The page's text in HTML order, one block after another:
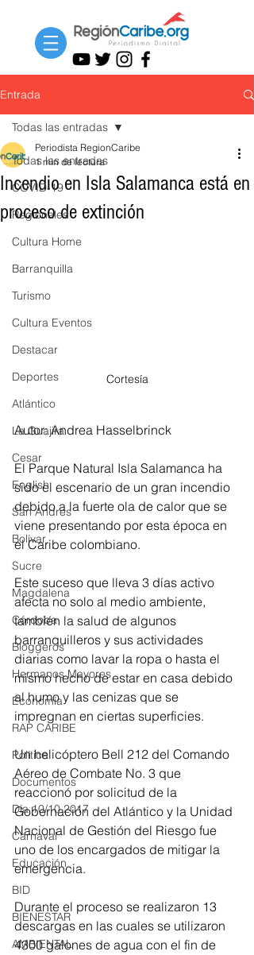
Entrada
Todas las entradas
COVID-19
Regionales
Cultura Home
Barranquilla
Turismo
Cultura Eventos
Destacar
Deportes
Atlántico
La Guajira
Cesar
English
San Andres
Bolívar
Sucre
Magdalena
Córdoba
Bloggeros
Hermanos Mayores
Economía
RAP CARIBE
Política
Documentos
Día 10/10 2017
Carnaval
Educación
BID
BIENESTAR
AMBIENTAL
Todas las entradas
Incendio en Isla Salamanca está en
proceso de extinción
Periodista RegionCaribe
1 min de lectura
Cortesía
Autor: Andrea Hasselbrinck
El Parque Natural Isla Salamanca ha
sido el escenario de un gran incendio
debido a la fuerte ola de calor que se
viene presentando por esta época en
el Caribe colombiano.
Este suceso que lleva 3 días activo
afecta no solo al medio ambiente,
también la salud de algunos
barranquilleros y sus actividades
diarias como lavar la ropa o hasta el
mismo hecho de estar en casa debido
al humo y las cenizas que se
impregnan en ciertas superficies.
Un helicóptero Bell 212 del Comando
Aéreo de Combate No. 3 que
reaccionó por solicitud de la
Gobernación del Atlántico y la Unidad
Nacional de Gestión del Riesgo fue
uno de los encargados de mitigar la
emergencia.
Durante el proceso se realizaron 13
descargas en las cuales se utilizaron
4300 galones de agua con el fin de